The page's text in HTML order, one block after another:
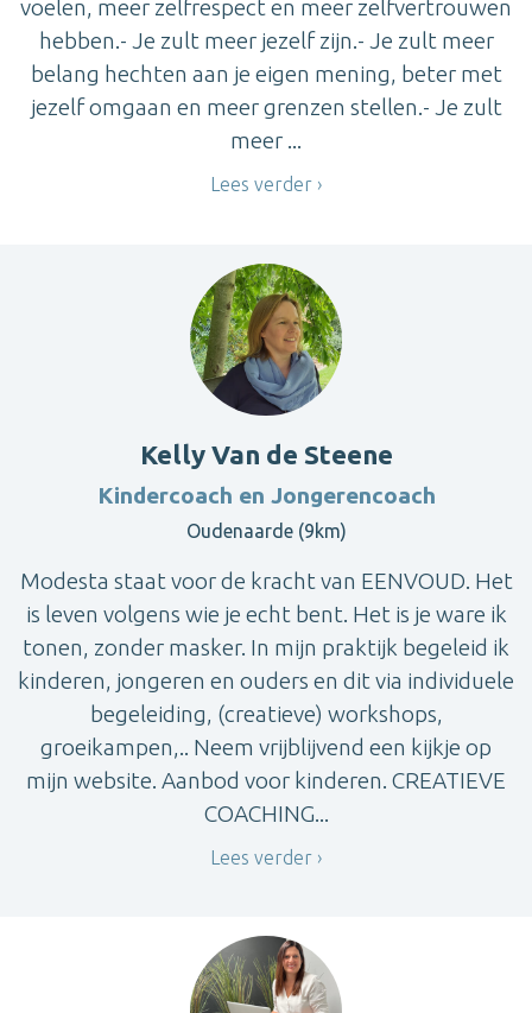
voelen, meer zelfrespect en meer zelfvertrouwen
hebben.- Je zult meer jezelf zijn.- Je zult meer
belang hechten aan je eigen mening, beter met
jezelf omgaan en meer grenzen stellen.- Je zult
meer ...
Lees verder
Kelly Van de Steene
Kindercoach en Jongerencoach
Oudenaarde (9km)
Modesta staat voor de kracht van EENVOUD. Het
is leven volgens wie je echt bent. Het is je ware ik
tonen, zonder masker. In mijn praktijk begeleid ik
kinderen, jongeren en ouders en dit via individuele
begeleiding, (creatieve) workshops,
groeikampen,.. Neem vrijblijvend een kijkje op
mijn website. Aanbod voor kinderen. CREATIEVE
COACHING...
Lees verder